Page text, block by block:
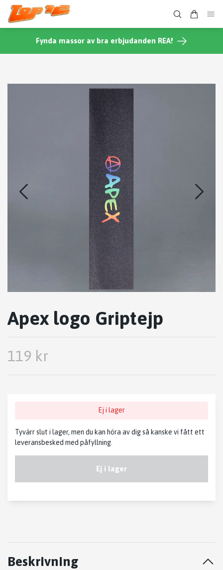
Fynda massor av bra erbjudanden REA!
Apex logo Griptejp
119 kr
Ej i lager
Tyvärr slut i lager, men du kan höra av dig så kanske vi fått ett
leveransbesked med påfyllning.
Ej i lager
Beskrivning